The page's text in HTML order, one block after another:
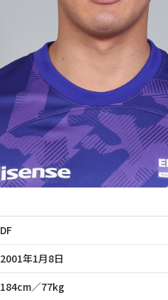
DF
2001年1月8日
184cm／77kg